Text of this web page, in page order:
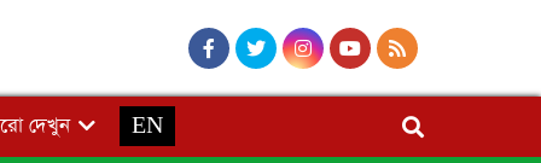
দেখুন
EN